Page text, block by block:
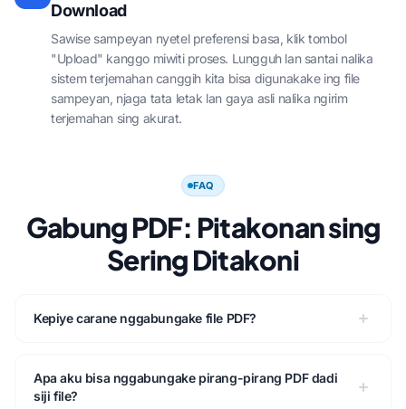
Download
Sawise sampeyan nyetel preferensi basa, klik tombol
"Upload" kanggo miwiti proses. Lungguh lan santai nalika
sistem terjemahan canggih kita bisa digunakake ing file
sampeyan, njaga tata letak lan gaya asli nalika ngirim
terjemahan sing akurat.
FAQ
Gabung PDF: Pitakonan sing
Sering Ditakoni
Kepiye carane nggabungake file PDF?
Apa aku bisa nggabungake pirang-pirang PDF dadi
siji file?